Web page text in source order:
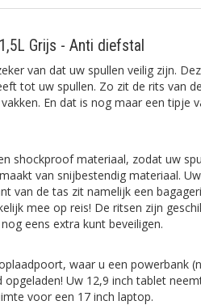
Grijs - Anti diefstal
van dat uw spullen veilig zijn.
tot uw spullen. Zo zit de rits van
En dat is nog maar een tipje
shockproof materiaal, zodat uw
van snijbestendig materiaal.
van de tas zit namelijk een
mee op reis! De ritsen zijn
eens extra kunt beveiligen.
waar u een powerbank
Uw 12,9 inch tablet
voor een 17 inch laptop.